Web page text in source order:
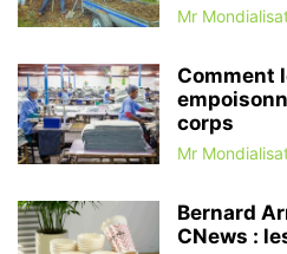
Mr
Comment
corps
Mr
Bernard
CNews :